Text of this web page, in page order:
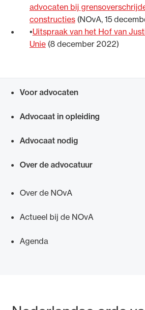
advocaten bij
constructies (NOvA, 15
Uitspraak van het Hof van
Unie (8 december 2022)
Voor advocaten
Advocaat in opleiding
Advocaat nodig
Over de advocatuur
Over de NOvA
Actueel bij de NOvA
Agenda